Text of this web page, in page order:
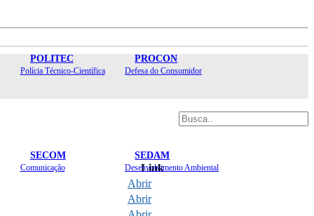
POLITEC
Polícia Técnico-Científica
PROCON
Defesa do Consumidor
SECOM
Comunicação
SEDAM
Desenvolvimento Ambiental
Link
Abrir
Abrir